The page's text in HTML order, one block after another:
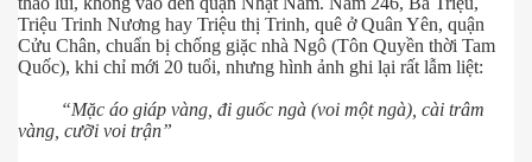
Triệu Trinh Nương hay Triệu thị Trinh, quê ở Quân Yên, quận
Cửu Chân, chuẩn bị chống giặc nhà Ngô (Tôn Quyền thời Tam
Quốc), khi chỉ mới 20 tuổi, nhưng hình ảnh ghi lại rất lẫm liệt:
“Mặc áo giáp vàng, đi guốc ngà (voi một ngà), cài trâm
vàng, cưỡi voi trận”